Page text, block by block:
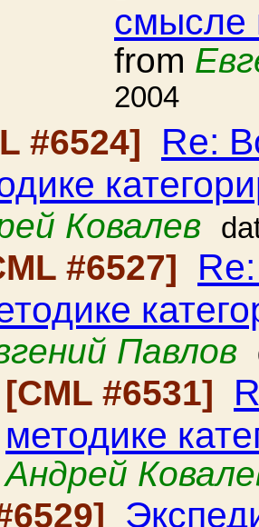
смысле
from
2004
#6524]
Re:
Ковалев
#6527]
Павлов
[CML #6531]
методике
Андрей